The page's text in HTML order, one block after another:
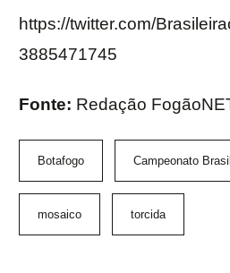
https://twitter.com/
3885471745
Fonte: Redação
Botafogo Campeonato
mosaico torcida